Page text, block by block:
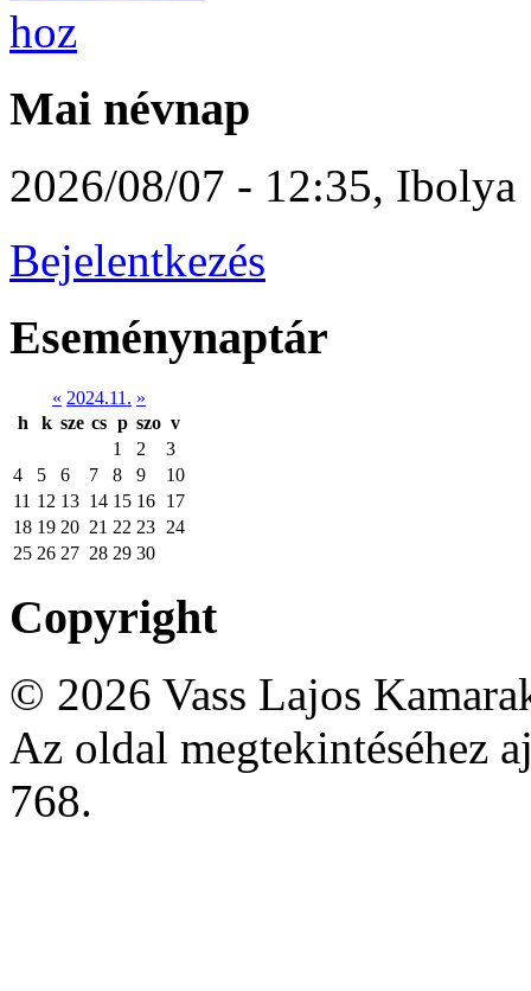
Mai névnap
2026/08/07 - 12:35, Ibolya
Bejelentkezés
Eseménynaptár
« 2024.11. »
h
k sze cs p szo v
1
2
3
4
5 6 7 8 9
10
11 12 13 14 15 16 17
18 19 20 21 22 23 24
25 26 27 28 29 30
Copyright
© 2026 Vass Lajos
Az oldal megtekintéséhez
768.